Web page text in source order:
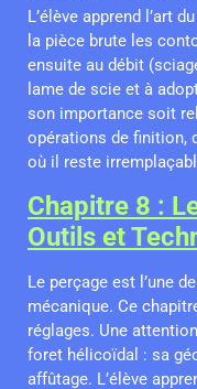
L’élève apprend l’art
la pièce brute les
ensuite au débit
lame de scie et à
son importance soit
opérations de finition,
où il reste
Chapitre 8 :
Outils et
Le perçage est l’une
mécanique. Ce
réglages. Une
foret hélicoïdal : sa
affûtage. L’élève